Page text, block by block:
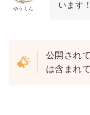
ゆうくん
います
公開され
は含まれ